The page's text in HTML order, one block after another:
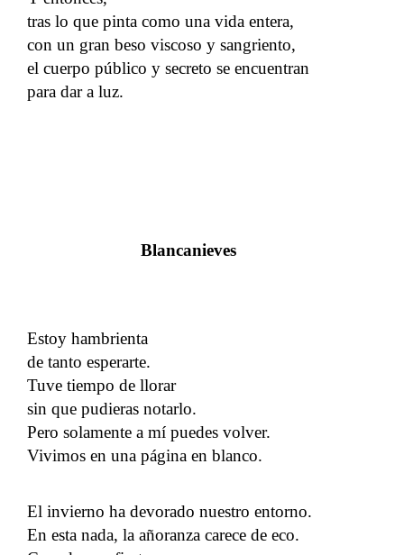
tras lo que pinta como una vida entera,
con un gran beso viscoso y sangriento,
el cuerpo público y secreto se encuentran
para dar a luz.
Blancanieves
Estoy hambrienta
de tanto esperarte.
Tuve tiempo de llorar
sin que pudieras notarlo.
Pero solamente a mí puedes volver.
Vivimos en una página en blanco.
El invierno ha devorado nuestro entorno.
En esta nada, la añoranza carece de eco.